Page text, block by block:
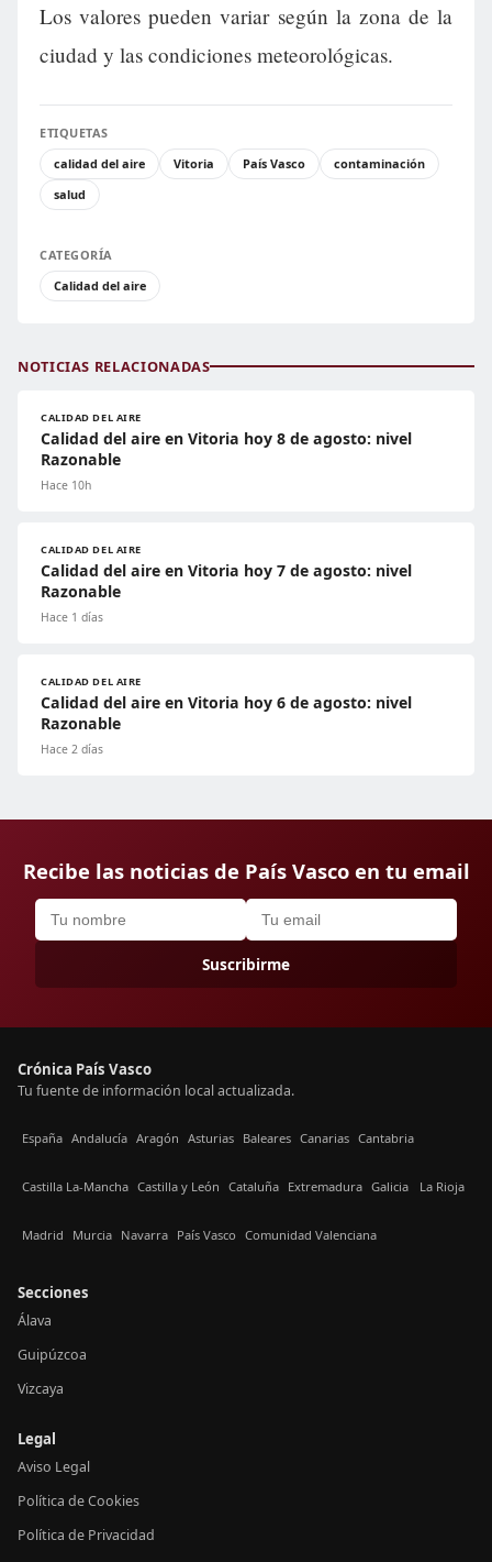
Los valores pueden variar según la zona de la
ciudad y las condiciones meteorológicas.
ETIQUETAS
calidad del aire
Vitoria País Vasco
contaminación
salud
CATEGORÍA
Calidad del aire
NOTICIAS RELACIONADAS
CALIDAD DEL AIRE
Calidad del aire en Vitoria hoy 8 de agosto: nivel
Razonable
Hace 10h
CALIDAD DEL AIRE
Calidad del aire en Vitoria hoy 7 de agosto: nivel
Razonable
Hace 1 días
CALIDAD DEL AIRE
Calidad del aire en Vitoria hoy 6 de agosto: nivel
Razonable
Hace 2 días
Recibe las noticias de País Vasco en tu email
Suscribirme
Crónica País Vasco
Tu fuente de información local actualizada.
España Andalucía Aragón Asturias Baleares Canarias Cantabria
Castilla La-Mancha Castilla y León Cataluña Extremadura Galicia La Rioja
Madrid Murcia Navarra País Vasco Comunidad Valenciana
Secciones
Álava
Guipúzcoa
Vizcaya
Legal
Aviso Legal
Política de Cookies
Política de Privacidad